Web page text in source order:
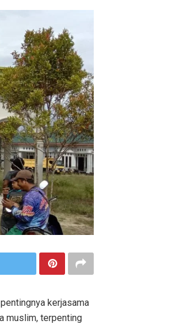
kerjasama
muslim, terpenting